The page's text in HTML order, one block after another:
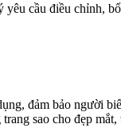
yêu cầu điều chỉnh,
đảm bảo người
sao cho đẹp